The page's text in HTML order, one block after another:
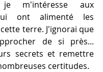
je m'intéresse aux
ont alimenté les
terre. J'ignorai que
de si près...
secrets et remettre
certitudes.